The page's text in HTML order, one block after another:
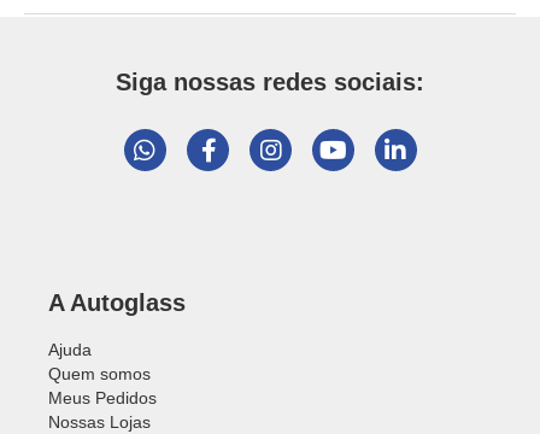
Siga nossas redes sociais:
A Autoglass
Ajuda
Quem somos
Meus Pedidos
Nossas Lojas